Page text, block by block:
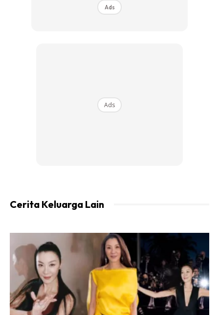
rempahnya mesti cukup garing atau cukup masak. Tapi
Dulu-dulu kalau masak kari, Kak Jee mesti bancuh
rempahnya dengan air baru Kak Jee masukkan ke dalam
periuk setelah tumis bawang bersama halia dan bahan-
bahan lain.
“Salah tu, lepas tumis bawang bersama bahan-bahan
Ads
Ads
Cerita Keluarga Lain